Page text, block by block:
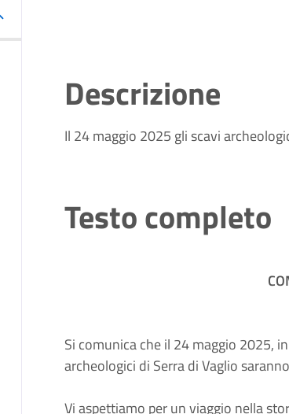
Descrizione
Il 24 maggio 2025 gli scavi
Testo completo
Si comunica che il 24 maggio 2025,
archeologici di Serra di Vaglio
Vi aspettiamo per un viaggio nella